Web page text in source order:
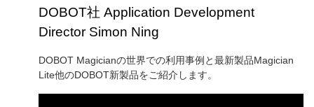
DOBOT社 Application Development
Director Simon Ning
DOBOT Magicianの世界での利用事例と最新製品Magician
Lite他のDOBOT新製品をご紹介します。